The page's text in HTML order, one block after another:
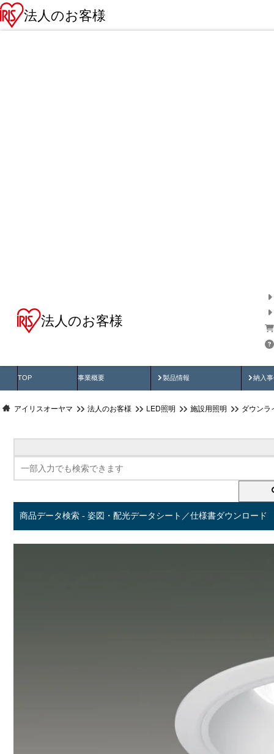
法人のお客様
法人のお客様
TOP 事業概要 製品情報
製品動画 納入
納
アイリスオーヤマ 法人のお客様 LED照明 施設用照明 ダウンラ
商品データ検索 - 姿図・配光データシート／仕様書ダウンロード